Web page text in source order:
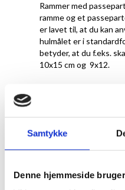
Samtykke
Denne hjemmeside
Rammer med
ramme og et
er lavet til, at du kan
hulmålet er i
betyder, at du f.eks.
10x15 cm og 9x12.
Panorama rammerne
passepartout farve og
fås i guld, hvid, sort,
antal billeder variere -
hver ramme.
18x57 cm: